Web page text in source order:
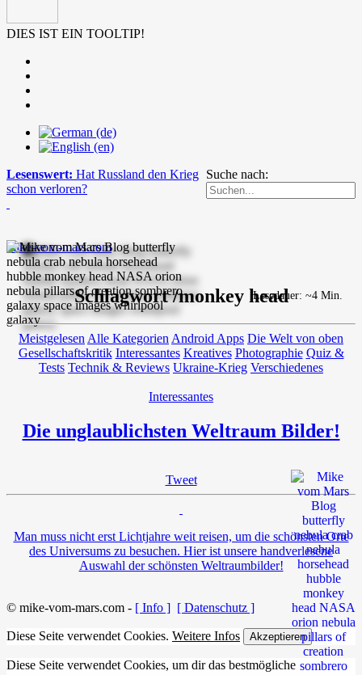
DIES IST EIN TOOLTIP!
Suche nach:
Lesenswert: Hat Russland den Krieg
schon verloren?
mike-vom-mars.com
Schlagwort /monkey head
Meistgelesen Alle Kategorien Android Apps Die Welt von oben
Gesellschaftskritik Interessantes Kreatives Photographie Quiz &
Tests Technik & Reviews Ukraine-Krieg Verschiedenes
Interessantes
Die unglaublichsten Weltraum Bilder!
Tweet
Lesedauer: ~4 Min.
Man muss nicht erst Lichtjahre weit reisen, um die schönsten Orte
des Universums zu besuchen. Hier ist unsere handverlesene
Auswahl der schönsten Weltraumbilder!
© mike-vom-mars.com - [ Info ] [ Datenschutz ]
Diese Seite verwendet Cookies. Weitere Infos Akzeptieren
Diese Seite verwendet Cookies, um dir das bestmögliche